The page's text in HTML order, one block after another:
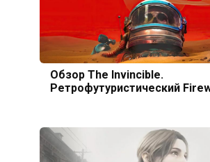
Обзор The Invincible.
Ретрофутуристический